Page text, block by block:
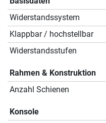
Widerstandssystem
Klappbar / hochstellbar
Widerstandsstufen
Rahmen & Konstruktion
Anzahl Schienen
Konsole